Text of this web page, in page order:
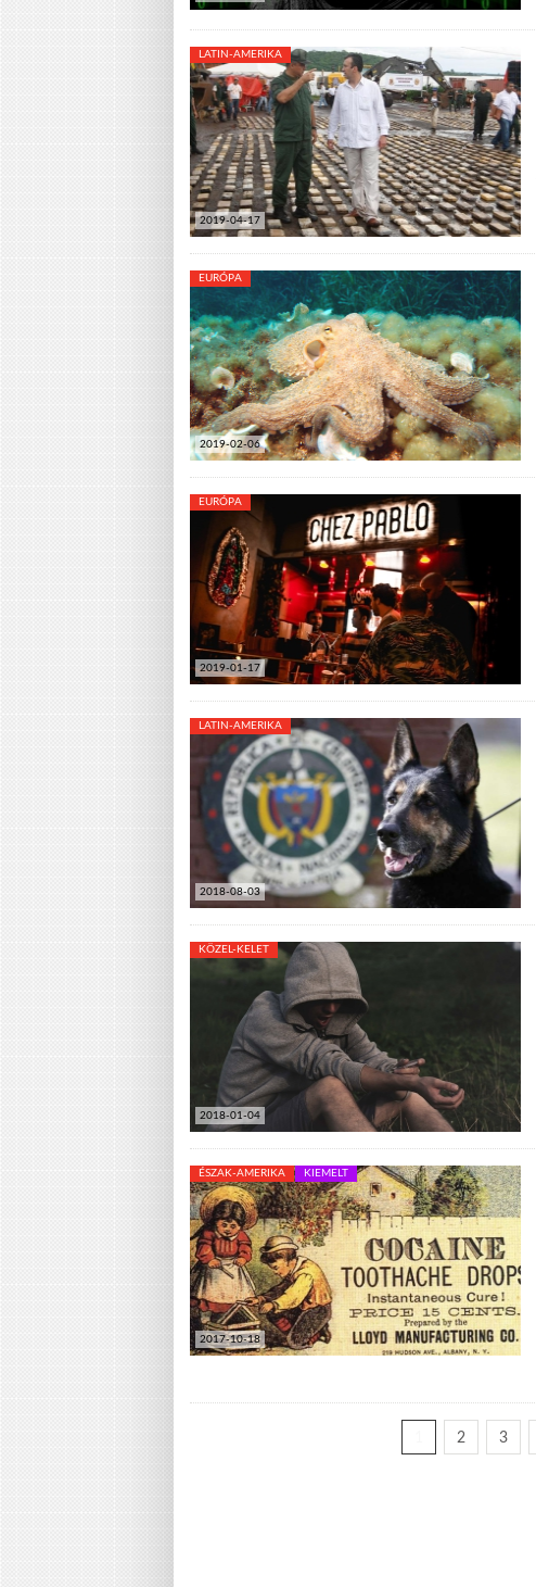
2019-04-17
LATIN-AMERIKA
2019-02-06
EURÓPA
2019-01-17
EURÓPA
2018-08-03
LATIN-AMERIKA
2018-01-04
KÖZEL-KELET
2017-10-18
ÉSZAK-AMERIKA KIEMELT
2 3